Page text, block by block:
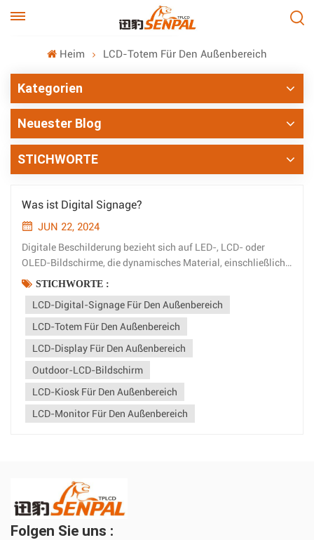
Heim LCD-Totem Für Den Außenbereich
Kategorien
Neuester Blog
STICHWORTE
Was ist Digital Signage?
JUN 22, 2024
Digitale Beschilderung bezieht sich auf LED-, LCD- oder
OLED-Bildschirme, die dynamisches Material, einschließlich
Text, Grafiken, Videos, interaktive Medien und Live-
Streaming-Inhalte, über eine Software präsentieren, die alles
ermöglicht. Diese vielseitigen Displays sind ein alltäglicher
Anb...
STICHWORTE :
LCD-Digital-Signage Für Den Außenbereich
LCD-Totem Für Den Außenbereich
LCD-Display Für Den Außenbereich
Outdoor-LCD-Bildschirm
LCD-Kiosk Für Den Außenbereich
LCD-Monitor Für Den Außenbereich
Folgen Sie uns :